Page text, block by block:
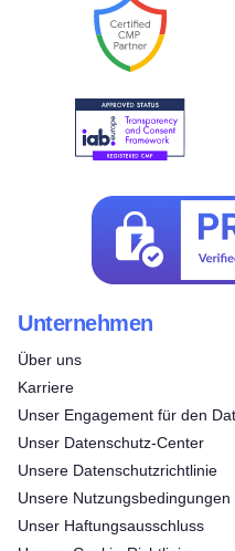
Unternehmen
Über uns
Karriere
Unser Engagement für den
Unser Datenschutz-Center
Unsere Datenschutzrichtlinie
Unsere Nutzungsbedingungen
Unser Haftungsausschluss